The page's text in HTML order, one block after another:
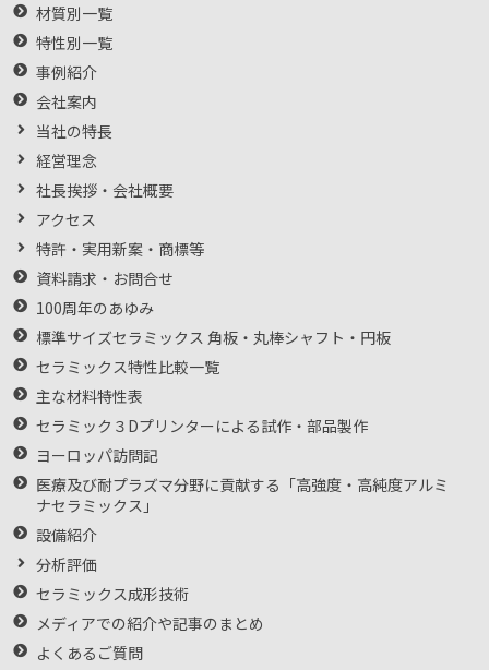
材質別一覧
特性別一覧
事例紹介
会社案内
当社の特長
経営理念
社長挨拶・会社概要
アクセス
特許・実用新案・商標等
資料請求・お問合せ
100周年のあゆみ
標準サイズセラミックス 角板・丸棒シャフト・円板
セラミックス特性比較一覧
主な材料特性表
セラミック３Dプリンターによる試作・部品製作
ヨーロッパ訪問記
医療及び耐プラズマ分野に貢献する「高強度・高純度アルミ
ナセラミックス」
設備紹介
分析評価
セラミックス成形技術
メディアでの紹介や記事のまとめ
よくあるご質問